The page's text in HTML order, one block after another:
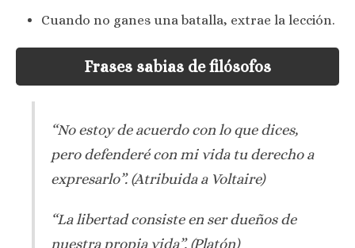
Cuando no ganes una batalla, extrae la lección.
Frases sabias de filósofos
“No estoy de acuerdo con lo que dices,
pero defenderé con mi vida tu derecho a
expresarlo”.(Atribuida a Voltaire)
“La libertad consiste en ser dueños de
nuestra propia vida”. (Platón)